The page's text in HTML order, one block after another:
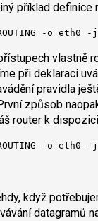
příklad definice
-o eth0 -j
vlastně
při deklaraci
pravidla
způsob
router k
-o eth0
když
datagramů